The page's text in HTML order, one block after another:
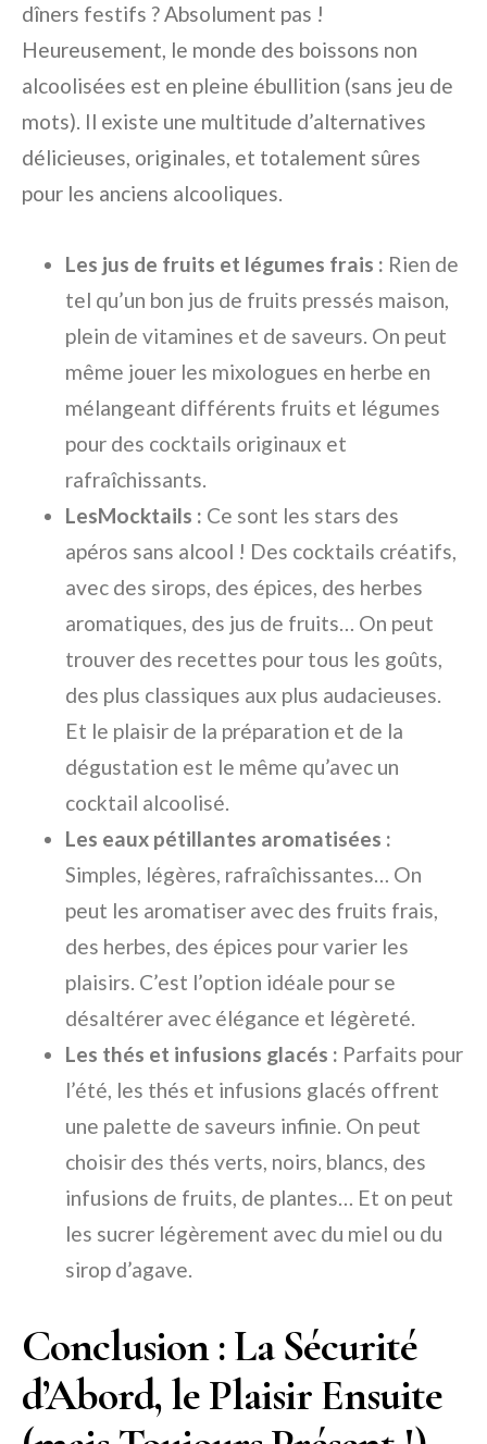
dîners festifs ? Absolument pas !
Heureusement, le monde des boissons non
alcoolisées est en pleine ébullition (sans jeu de
mots). Il existe une multitude d’alternatives
délicieuses, originales, et totalement sûres
pour les anciens alcooliques.
Les jus de fruits et légumes frais : Rien de
tel qu’un bon jus de fruits pressés maison,
plein de vitamines et de saveurs. On peut
même jouer les mixologues en herbe en
mélangeant différents fruits et légumes
pour des cocktails originaux et
rafraîchissants.
LesMocktails : Ce sont les stars des
apéros sans alcool ! Des cocktails créatifs,
avec des sirops, des épices, des herbes
aromatiques, des jus de fruits… On peut
trouver des recettes pour tous les goûts,
des plus classiques aux plus audacieuses.
Et le plaisir de la préparation et de la
dégustation est le même qu’avec un
cocktail alcoolisé.
Les eaux pétillantes aromatisées :
Simples, légères, rafraîchissantes… On
peut les aromatiser avec des fruits frais,
des herbes, des épices pour varier les
plaisirs. C’est l’option idéale pour se
désaltérer avec élégance et légèreté.
Les thés et infusions glacés : Parfaits pour
l’été, les thés et infusions glacés offrent
une palette de saveurs infinie. On peut
choisir des thés verts, noirs, blancs, des
infusions de fruits, de plantes… Et on peut
les sucrer légèrement avec du miel ou du
sirop d’agave.
Conclusion : La Sécurité
d’Abord, le Plaisir Ensuite